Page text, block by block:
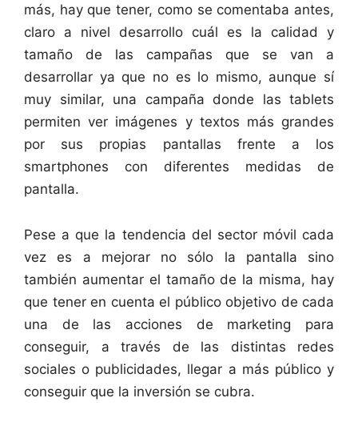
más, hay que tener, como se comentaba antes,
claro a nivel desarrollo cuál es la calidad y
tamaño de las campañas que se van a
desarrollar ya que no es lo mismo, aunque sí
muy similar, una campaña donde las tablets
permiten ver imágenes y textos más grandes
por sus propias pantallas frente a los
smartphones con diferentes medidas de
pantalla.
Pese a que la tendencia del sector móvil cada
vez es a mejorar no sólo la pantalla sino
también aumentar el tamaño de la misma, hay
que tener en cuenta el público objetivo de cada
una de las acciones de marketing para
conseguir, a través de las distintas redes
sociales o publicidades, llegar a más público y
conseguir que la inversión se cubra.